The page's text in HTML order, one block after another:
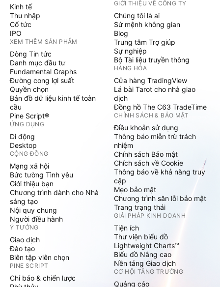
Kinh tế
Thu nhập
Cổ tức
IPO
XEM THÊM SẢN PHẨM
Dòng Tin tức
Danh mục đầu tư
Fundamental Graphs
Đường cong lợi suất
Quyền chọn
Bản đồ dữ liệu kinh tế toàn
cầu
Pine Script®
ỨNG DỤNG
Di động
Desktop
CỘNG ĐỒNG
Mạng xã hội
Bức tường Tình yêu
Giới thiệu bạn
Chương trình dành cho Nhà
sáng tạo
Nội quy chung
Người điều hành
Ý TƯỞNG
Giao dịch
Đào tạo
Biên tập viên chọn
PINE SCRIPT
Chỉ báo & chiến lược
GIỚI THIỆU VỀ CÔNG TY
Chúng tôi là ai
Sứ mệnh không gian
Blog
Trung tâm Trợ giúp
Sự nghiệp
Bộ Tài liệu truyền thông
HÀNG HÓA
Cửa hàng TradingView
Lá bài Tarot cho nhà giao
dịch
Đồng hồ The C63 TradeTime
CHÍNH SÁCH & BẢO MẬT
Điều khoản sử dụng
Thông báo miễn trừ trách
nhiệm
Chính sách Bảo mật
Chích sách về Cookie
Thông báo về khả năng truy
cập
Mẹo bảo mật
Chương trình săn lỗi bảo mật
Trang trạng thái
GIẢI PHÁP KINH DOANH
Tiện ích
Thư viện biểu đồ
Lightweight Charts™
Biểu đồ Nâng cao
Nền tảng Giao dịch
CƠ HỘI TĂNG TRƯỞNG
Quảng cáo